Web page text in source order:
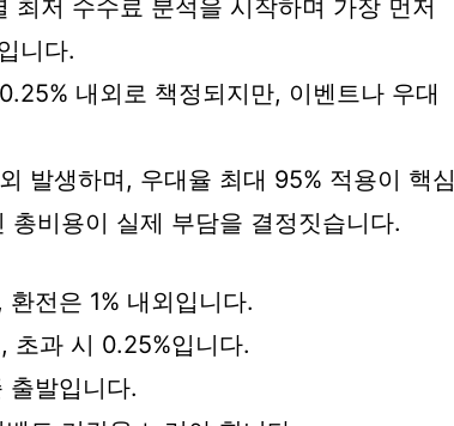
저 수수료 분석을 시작하며 가장 먼저
니다.
내외로 책정되지만, 이벤트나 우대
발생하며, 우대율 최대 95% 적용이 핵심
총비용이 실제 부담을 결정짓습니다.
전은 1% 내외입니다.
초과 시 0.25%입니다.
출발입니다.